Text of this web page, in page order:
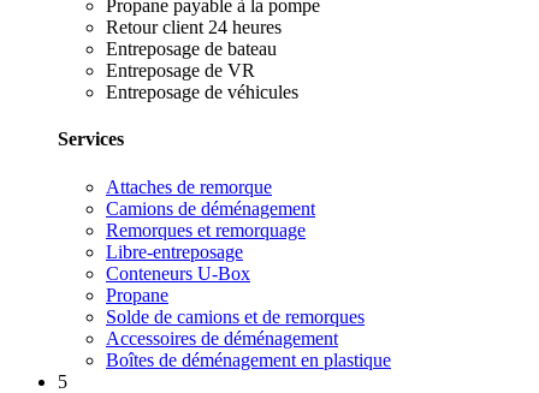
Propane payable à la pompe
Retour client 24 heures
Entreposage de bateau
Entreposage de VR
Entreposage de véhicules
Services
Attaches de remorque
Camions de déménagement
Remorques et remorquage
Libre-entreposage
Conteneurs U-Box
Propane
Solde de camions et de remorques
Accessoires de déménagement
Boîtes de déménagement en plastique
5